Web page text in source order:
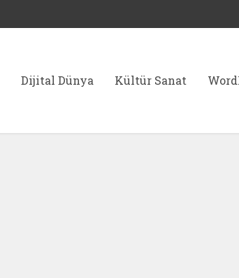
Dijital Dünya Kültür Sanat